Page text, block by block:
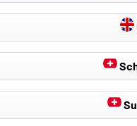
de tapis en caoutchouc pour
complète de
de ta Jeep est aussi
tu transportes donc
salir l'intérieur et tu veilles à
sol pour plusieurs modèles